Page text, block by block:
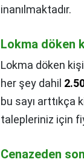
inanılmaktadır.
Lokma döken
Lokma döken
her şey dahil
bu sayı arttıkça
talepleriniz için
Cenazeden